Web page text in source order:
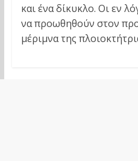
και ένα δίκυκλο. Οι εν
να προωθηθούν στον
μέριμνα της